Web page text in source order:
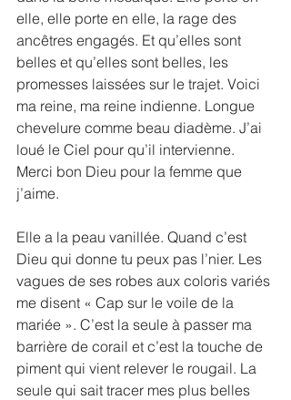
elle, elle porte en elle, la rage des
ancêtres engagés. Et qu’elles sont
belles et qu’elles sont belles, les
promesses laissées sur le trajet. Voici
ma reine, ma reine indienne. Longue
chevelure comme beau diadème. J’ai
loué le Ciel pour qu’il intervienne.
Merci bon Dieu pour la femme que
j’aime.
Elle a la peau vanillée. Quand c’est
Dieu qui donne tu peux pas l’nier. Les
vagues de ses robes aux coloris variés
me disent « Cap sur le voile de la
mariée ». C’est la seule à passer ma
barrière de corail et c’est la touche de
piment qui vient relever le rougail. La
seule qui sait tracer mes plus belles